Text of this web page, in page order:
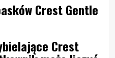
Crest Gentle
Crest